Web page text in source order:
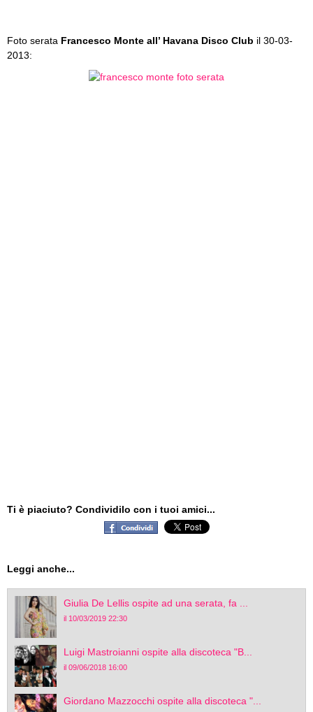
Foto serata Francesco Monte all’ Havana Disco Club il 30-03-
2013:
Ti è piaciuto? Condividilo con i tuoi amici...
Leggi anche...
Giulia De Lellis ospite ad una serata, fa ...
il 10/03/2019 22:30
Luigi Mastroianni ospite alla discoteca "B...
il 09/06/2018 16:00
Giordano Mazzocchi ospite alla discoteca "...